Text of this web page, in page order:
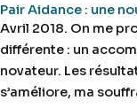
Pair Aidance : une
Avril 2018. On me
différente : un
novateur. Les
s’améliore, ma